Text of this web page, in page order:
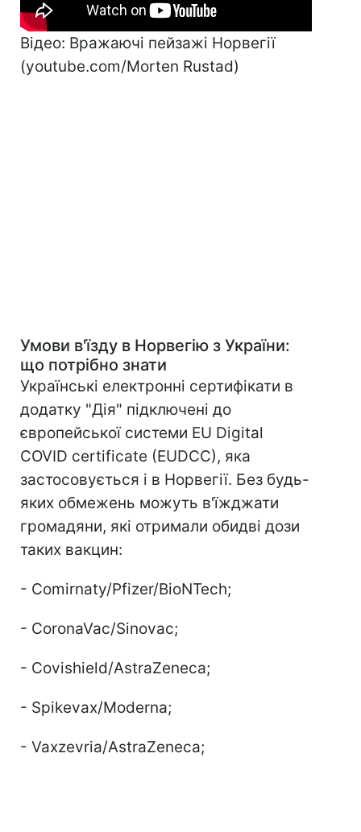
Відео: Вражаючі пейзажі Норвегії
(youtube.com/Morten Rustad)
Умови в'їзду в Норвегію з України:
що потрібно знати
Українські електронні сертифікати в
додатку "Дія" підключені до
європейської системи EU Digital
COVID certificate (EUDCC), яка
застосовується і в Норвегії. Без будь-
яких обмежень можуть в'їжджати
громадяни, які отримали обидві дози
таких вакцин:
- Comirnaty/Pfizer/BioNTech;
- CoronaVac/Sinovac;
- Covishield/AstraZeneca;
- Spikevax/Moderna;
- Vaxzevria/AstraZeneca;